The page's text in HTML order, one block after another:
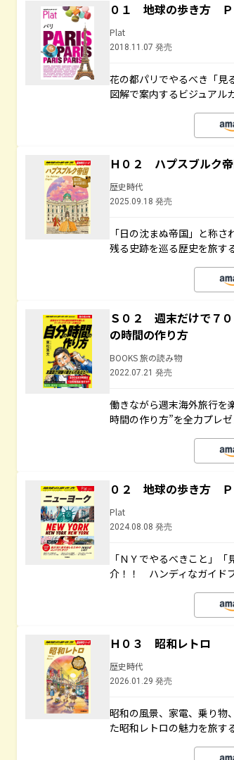
０１ 地球の歩き方
Plat
2018.11.07 発売
花の都パリでやるべき「見
図解で案内するビジュアル
Ｈ０２ ハプスブルク
歴史時代
2025.09.18 発売
「日の沈まぬ帝国」と称
残る史跡を巡る歴史を旅す
Ｓ０２ 週末だけで７
の時間の作り方
BOOKS 旅の読み物
2022.07.21 発売
働きながら週末海外旅行を
時間の作り方”を全力プレゼ
０２ 地球の歩き方
Plat
2024.08.08 発売
「ＮＹでやるべきこと」
介！！ ハンディなガイドブ
Ｈ０３ 昭和レトロ
歴史時代
2026.01.29 発売
昭和の風景、家電、乗り物
た昭和レトロの魅力を旅す